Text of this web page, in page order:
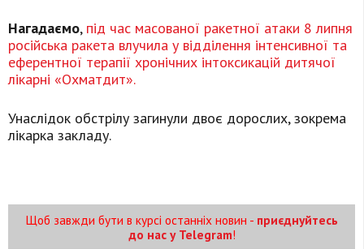
Нагадаємо, під час масованої ракетної атаки 8 липня
російська ракета влучила у відділення інтенсивної та
еферентної терапії хронічних інтоксикацій дитячої
лікарні «Охматдит».
Унаслідок обстрілу загинули двоє дорослих, зокрема
лікарка закладу.
Щоб завжди бути в курсі останніх новин - приєднуйтесь
до нас у Telegram!